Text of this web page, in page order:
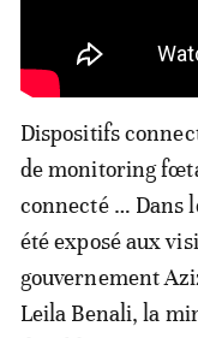
Dispositifs
de monitoring
connecté … Dans
été exposé aux
gouvernement
Leila Benali, la